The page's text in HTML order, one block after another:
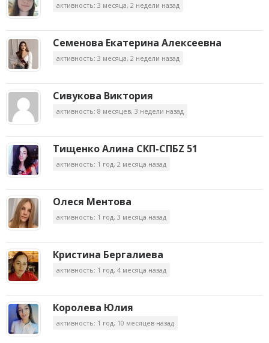
активность: 3 месяца, 2 недели назад
Семенова Екатерина Алексеевна
активность: 3 месяца, 2 недели назад
Сивукова Виктория
активность: 8 месяцев, 3 недели назад
Тищенко Алина СКП-СПБZ 51
активность: 1 год, 2 месяца назад
Олеся Ментова
активность: 1 год, 3 месяца назад
Кристина Бергалиева
активность: 1 год, 4 месяца назад
Королева Юлия
активность: 1 год, 10 месяцев назад